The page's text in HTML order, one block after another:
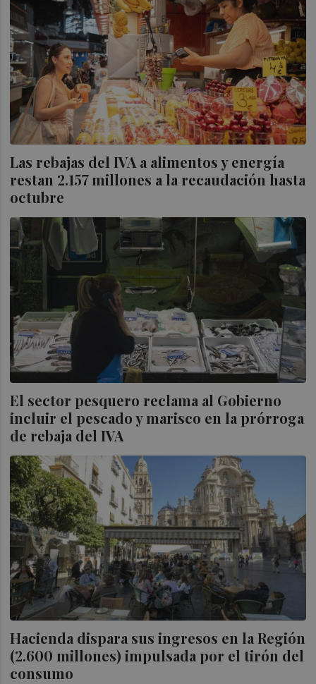
Las rebajas del IVA a alimentos y energía
restan 2.157 millones a la recaudación hasta
octubre
El sector pesquero reclama al Gobierno
incluir el pescado y marisco en la prórroga
de rebaja del IVA
Hacienda dispara sus ingresos en la Región
(2.600 millones) impulsada por el tirón del
consumo